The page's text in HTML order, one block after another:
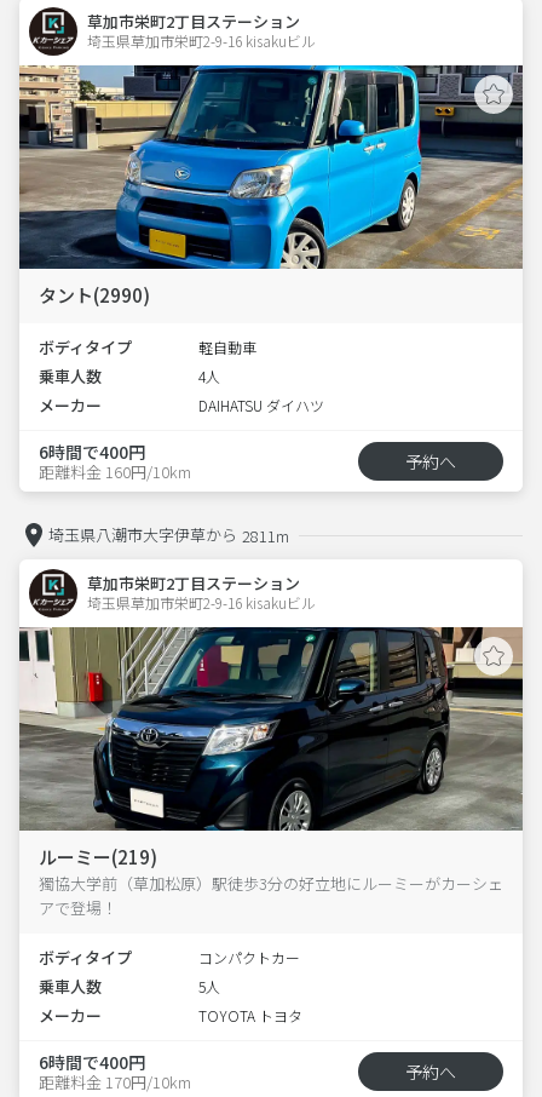
草加市栄町2丁目ステーション
埼玉県草加市栄町2-9-16 kisakuビル
タント(2990)
ボディタイプ 軽自動車
乗車人数 4人
メーカー DAIHATSU ダイハツ
6時間で400円
距離料金 160円/10km 予約へ
埼玉県八潮市大字伊草から 2811m
草加市栄町2丁目ステーション
埼玉県草加市栄町2-9-16 kisakuビル
ルーミー(219)
獨協大学前（草加松原）駅徒歩3分の好立地にルーミーがカーシェ
アで登場！
ボディタイプ コンパクトカー
乗車人数 5人
メーカー TOYOTA トヨタ
6時間で400円
距離料金 170円/10km 予約へ